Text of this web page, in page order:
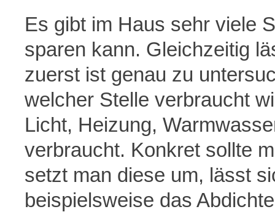
Es gibt im Haus sehr viele
sparen kann. Gleichzeitig
zuerst ist genau zu
welcher Stelle verbraucht
Licht, Heizung,
verbraucht. Konkret sollte
setzt man diese um, lässt
beispielsweise das